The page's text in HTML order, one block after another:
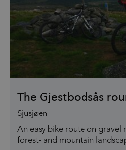
The Gjestbodsås
Sjusjøen
An easy bike route on gravel
forest- and mountain